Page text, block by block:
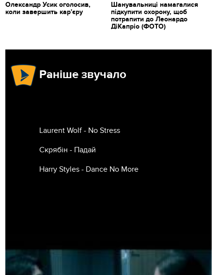
Олександр Усик оголосив,
коли завершить кар'єру
Шанувальниці намагалися
підкупити охорону, щоб
потрапити до Леонардо
ДіКапріо (ФОТО)
Раніше звучало
Laurent Wolf - No Stress
Скрябін - Падай
Harry Styles - Dance No More